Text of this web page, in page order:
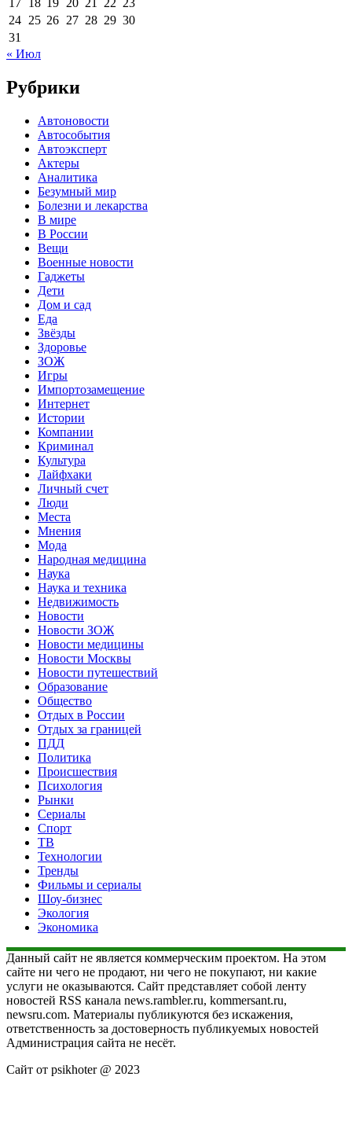
17 18 19 20 21 22 23
24 25 26 27 28 29 30
31
« Июл
Рубрики
Автоновости
Автособытия
Автоэксперт
Актеры
Аналитика
Безумный мир
Болезни и лекарства
В мире
В России
Вещи
Военные новости
Гаджеты
Дети
Дом и сад
Еда
Звёзды
Здоровье
ЗОЖ
Игры
Импортозамещение
Интернет
Истории
Компании
Криминал
Культура
Лайфхаки
Личный счет
Люди
Места
Мнения
Мода
Народная медицина
Наука
Наука и техника
Недвижимость
Новости
Новости ЗОЖ
Новости медицины
Новости Москвы
Новости путешествий
Образование
Общество
Отдых в России
Отдых за границей
ПДД
Политика
Происшествия
Психология
Рынки
Сериалы
Спорт
ТВ
Технологии
Тренды
Фильмы и сериалы
Шоу-бизнес
Экология
Экономика
Данный сайт не является коммерческим проектом. На этом
сайте ни чего не продают, ни чего не покупают, ни какие
услуги не оказываются. Сайт представляет собой ленту
новостей RSS канала news.rambler.ru, kommersant.ru,
newsru.com. Материалы публикуются без искажения,
ответственность за достоверность публикуемых новостей
Администрация сайта не несёт.
Сайт от psikhoter @ 2023